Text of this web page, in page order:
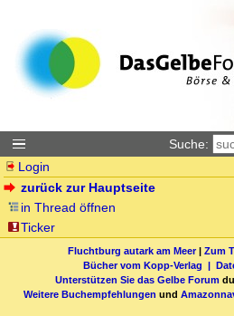
Suche:
Login
zurück zur Hauptseite
in Thread öffnen
Ticker
Fluchtburg autark am Meer| Zum
Bücher vom Kopp-Verlag |
Unterstützen Sie das Gelbe Forum
Weitere Buchempfehlungen und